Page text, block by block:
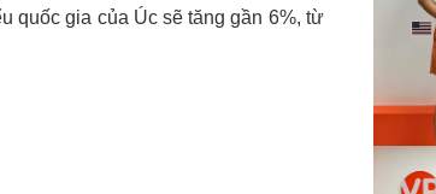
quốc gia của Úc sẽ tăng gần 6%, từ